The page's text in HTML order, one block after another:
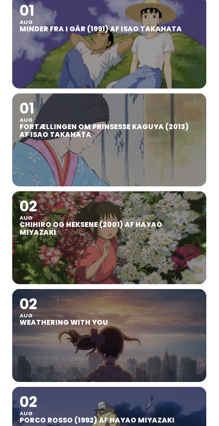
01
AUG
MINDER FRA I GÅR (1991) AF ISAO TAKAHATA
01
AUG
FORTÆLLINGEN OM PRINSESSE KAGUYA (2013)
AF ISAO TAKAHATA
02
AUG
CHIHIRO OG HEKSENE (2001) AF HAYAO
MIYAZAKI
02
AUG
WEATHERING WITH YOU
02
AUG
PORCO ROSSO (1992) AF HAYAO MIYAZAKI